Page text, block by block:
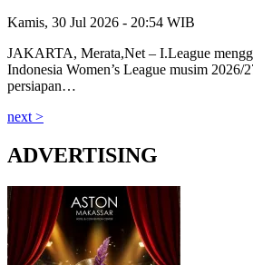
Kamis, 30 Jul 2026 - 20:54 WIB
JAKARTA, Merata,Net – I.League
Indonesia Women’s League musim 2026/
persiapan…
next >
ADVERTISING